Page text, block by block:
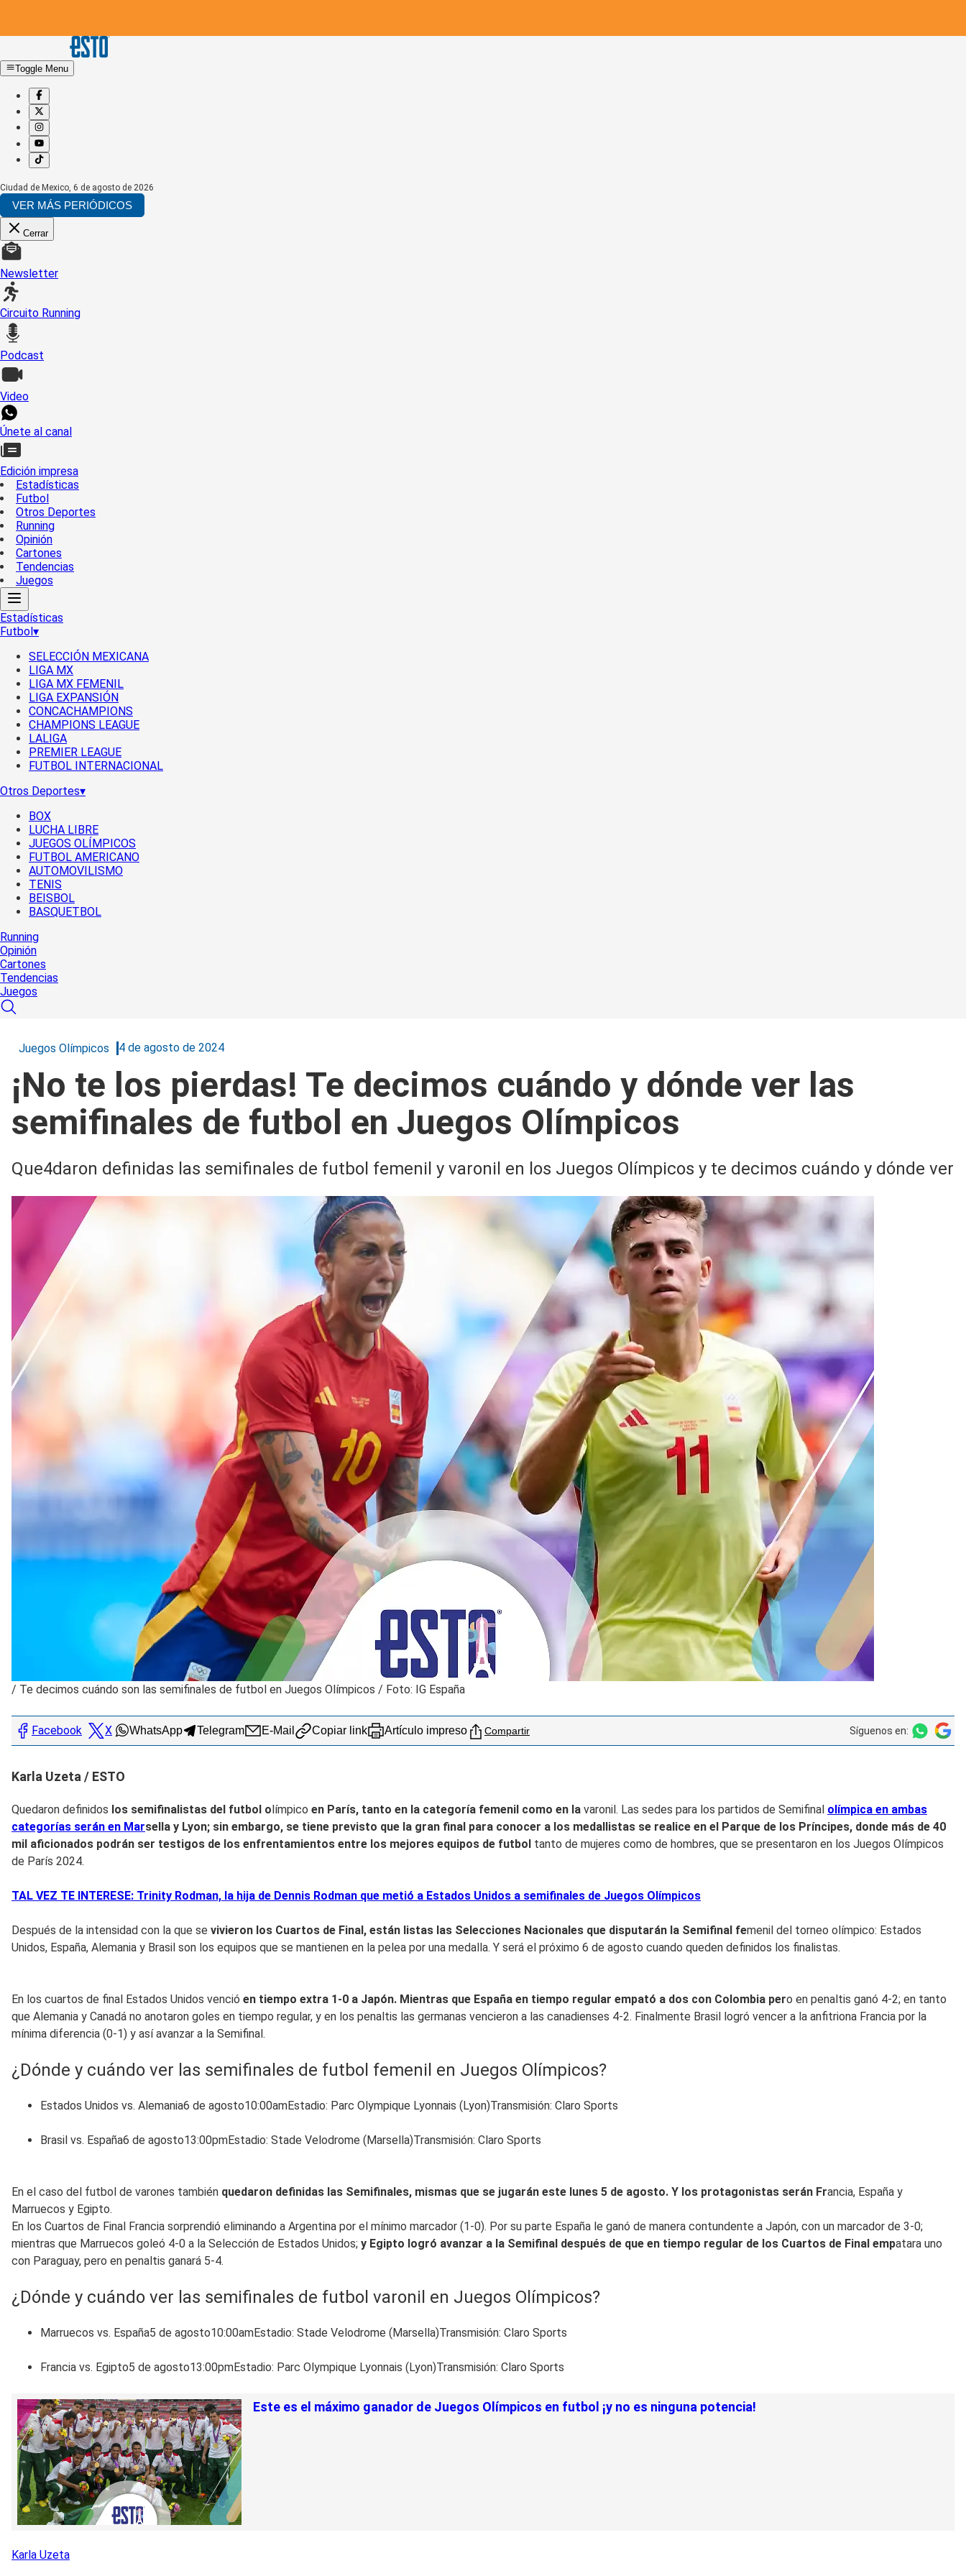
Toggle Menu
Ciudad de Mexico, 6 de agosto de 2026
VER MÁS PERIÓDICOS
Cerrar
Newsletter
Circuito Running
Podcast
Video
Únete al canal
Edición impresa
Estadísticas
Futbol
Otros Deportes
Running
Opinión
Cartones
Tendencias
Juegos
Estadísticas
Futbol▾
SELECCIÓN MEXICANA
LIGA MX
LIGA MX FEMENIL
LIGA EXPANSIÓN
CONCACHAMPIONS
CHAMPIONS LEAGUE
LALIGA
PREMIER LEAGUE
FUTBOL INTERNACIONAL
Otros Deportes▾
BOX
LUCHA LIBRE
JUEGOS OLÍMPICOS
FUTBOL AMERICANO
AUTOMOVILISMO
TENIS
BEISBOL
BASQUETBOL
Running
Opinión
Cartones
Tendencias
Juegos
Juegos Olímpicos 4 de agosto de 2024
¡No te los pierdas! Te decimos cuándo y dónde ver las
semifinales de futbol en Juegos Olímpicos
Que4daron definidas las semifinales de futbol femenil y varonil en los Juegos Olímpicos y te decimos cuándo y dónde ver
/ Te decimos cuándo son las semifinales de futbol en Juegos Olímpicos / Foto: IG España
Facebook X WhatsApp Telegram E-Mail Copiar link Artículo impreso Compartir Síguenos en:
Karla Uzeta / ESTO
Quedaron definidos los semifinalistas del futbol olímpico en París, tanto en la categoría femenil como en la varonil. Las sedes para los partidos de Semifinal olímpica en ambas
categorías serán en Marsella y Lyon; sin embargo, se tiene previsto que la gran final para conocer a los medallistas se realice en el Parque de los Príncipes, donde más de 40
mil aficionados podrán ser testigos de los enfrentamientos entre los mejores equipos de futbol tanto de mujeres como de hombres, que se presentaron en los Juegos Olímpicos
de París 2024.
TAL VEZ TE INTERESE: Trinity Rodman, la hija de Dennis Rodman que metió a Estados Unidos a semifinales de Juegos Olímpicos
Después de la intensidad con la que se vivieron los Cuartos de Final, están listas las Selecciones Nacionales que disputarán la Semifinal femenil del torneo olímpico: Estados
Unidos, España, Alemania y Brasil son los equipos que se mantienen en la pelea por una medalla. Y será el próximo 6 de agosto cuando queden definidos los finalistas.
En los cuartos de final Estados Unidos venció en tiempo extra 1-0 a Japón. Mientras que España en tiempo regular empató a dos con Colombia pero en penaltis ganó 4-2; en tanto
que Alemania y Canadá no anotaron goles en tiempo regular, y en los penaltis las germanas vencieron a las canadienses 4-2. Finalmente Brasil logró vencer a la anfitriona Francia por la
mínima diferencia (0-1) y así avanzar a la Semifinal.
¿Dónde y cuándo ver las semifinales de futbol femenil en Juegos Olímpicos?
Estados Unidos vs. Alemania6 de agosto10:00amEstadio: Parc Olympique Lyonnais (Lyon)Transmisión: Claro Sports
Brasil vs. España6 de agosto13:00pmEstadio: Stade Velodrome (Marsella)Transmisión: Claro Sports
En el caso del futbol de varones también quedaron definidas las Semifinales, mismas que se jugarán este lunes 5 de agosto. Y los protagonistas serán Francia, España y
Marruecos y Egipto.
En los Cuartos de Final Francia sorprendió eliminando a Argentina por el mínimo marcador (1-0). Por su parte España le ganó de manera contundente a Japón, con un marcador de 3-0;
mientras que Marruecos goleó 4-0 a la Selección de Estados Unidos; y Egipto logró avanzar a la Semifinal después de que en tiempo regular de los Cuartos de Final empatara uno
con Paraguay, pero en penaltis ganará 5-4.
¿Dónde y cuándo ver las semifinales de futbol varonil en Juegos Olímpicos?
Marruecos vs. España5 de agosto10:00amEstadio: Stade Velodrome (Marsella)Transmisión: Claro Sports
Francia vs. Egipto5 de agosto13:00pmEstadio: Parc Olympique Lyonnais (Lyon)Transmisión: Claro Sports
Este es el máximo ganador de Juegos Olímpicos en futbol ¡y no es ninguna potencia!
Karla Uzeta